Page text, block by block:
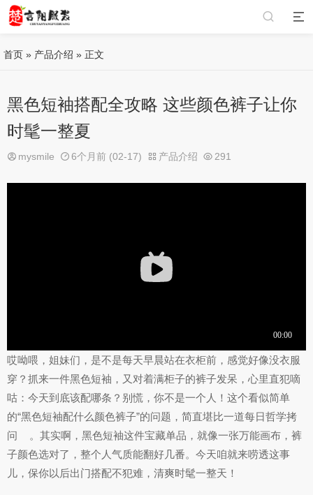
首页 » 产品介绍 » 正文
黑色短袖搭配全攻略 这些颜色裤子让你
时髦一整夏
mysmile 6个月前 (02-17) 产品介绍 291
哎呦喂，姐妹们，是不是每天早晨站在衣柜前，感觉好像没衣服
穿？抓来一件黑色短袖，又对着满柜子的裤子发呆，心里直犯嘀
咕：今天到底该配哪条？别慌，你不是一个人！这个看似简单
的“黑色短袖配什么颜色裤子”的问题，简直堪比一道每日哲学拷
问
。其实啊，黑色短袖这件宝藏单品，就像一张万能画布，裤
子颜色选对了，整个人气质能翻好几番。今天咱就来唠透这事
儿，保你以后出门搭配不犯难，清爽时髦一整天！